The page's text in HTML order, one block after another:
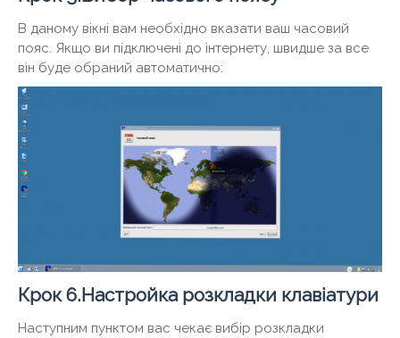
В даному вікні вам необхідно вказати ваш часовий
пояс. Якщо ви підключені до інтернету, швидше за все
він буде обраний автоматично:
Крок 6.Настройка розкладки клавіатури
Наступним пунктом вас чекає вибір розкладки